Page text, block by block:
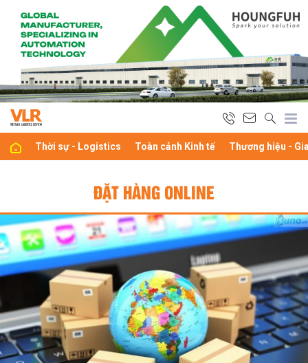
Thời sự - Logistics Toàn cảnh Kinh tế Thương hiệu -
ĐẶT HÀNG ONLINE